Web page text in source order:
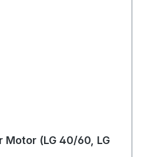
(LG 40/60, LG